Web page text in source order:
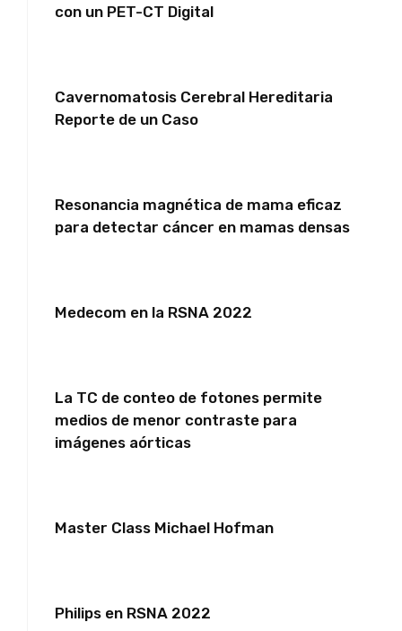
con un PET-CT Digital
Cavernomatosis Cerebral Hereditaria
Reporte de un Caso
Resonancia magnética de mama eficaz
para detectar cáncer en mamas densas
Medecom en la RSNA 2022
La TC de conteo de fotones permite
medios de menor contraste para
imágenes aórticas
Master Class Michael Hofman
Philips en RSNA 2022